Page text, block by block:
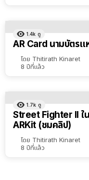
1.4k ดู
AR Card นามบัตร
โดย Thitirath Kinaret
8 ปีที่แล้ว
1.7k ดู
Street Fighter II ใ
ARKit (ชมคลิป)
โดย Thitirath Kinaret
8 ปีที่แล้ว